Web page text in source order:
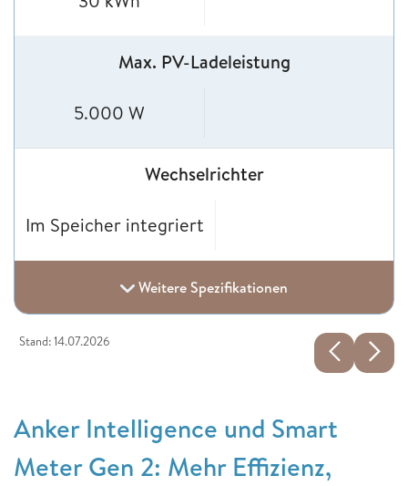
Max. PV-Ladeleistung
5.000 W
Wechselrichter
Im Speicher integriert
Weitere Spezifikationen
Stand: 14.07.2026
Anker Intelligence und Smart
Meter Gen 2: Mehr Effizienz,